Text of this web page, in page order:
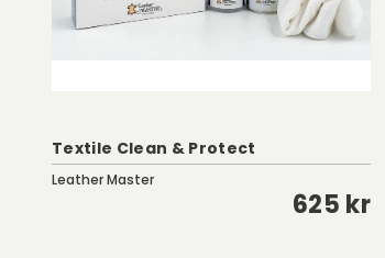
Textile Clean & Protect
Leather Master
625 kr